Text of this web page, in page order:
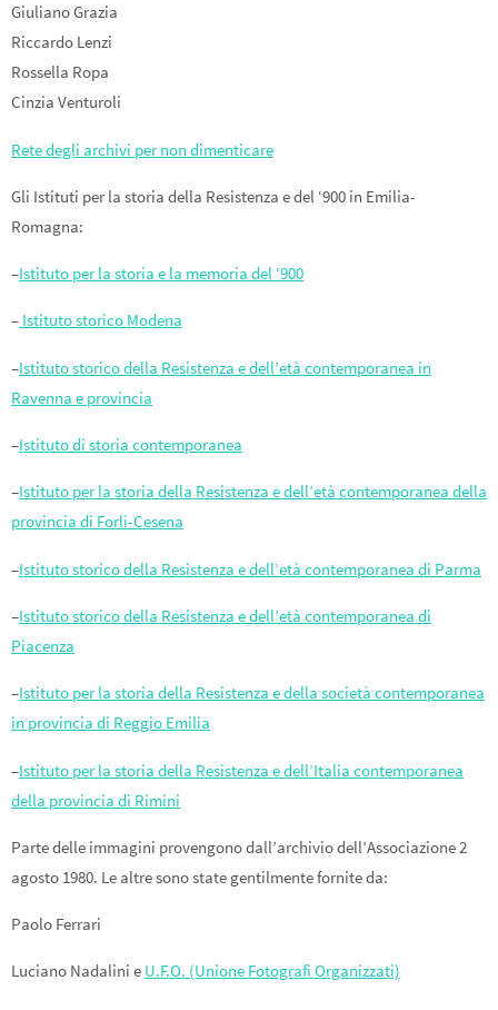
Giuliano Grazia
Riccardo Lenzi
Rossella Ropa
Cinzia Venturoli
Rete degli archivi per non dimenticare
Gli Istituti per la storia della Resistenza e del ‘900 in Emilia-
Romagna:
–Istituto per la storia e la memoria del ‘900
– Istituto storico Modena
–Istituto storico della Resistenza e dell’età contemporanea in
Ravenna e provincia
–Istituto di storia contemporanea
–Istituto per la storia della Resistenza e dell’età contemporanea della
provincia di Forlì-Cesena
–Istituto storico della Resistenza e dell’età contemporanea di Parma
–Istituto storico della Resistenza e dell’età contemporanea di
Piacenza
–Istituto per la storia della Resistenza e della società contemporanea
in provincia di Reggio Emilia
–Istituto per la storia della Resistenza e dell’Italia contemporanea
della provincia di Rimini
Parte delle immagini provengono dall’archivio dell’Associazione 2
agosto 1980. Le altre sono state gentilmente fornite da:
Paolo Ferrari
Luciano Nadalini e U.F.O. (Unione Fotografi Organizzati)